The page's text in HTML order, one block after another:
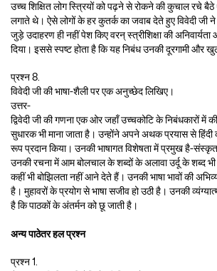
उच्च शिक्षित लोग स्त्रियों को पढ़ने से रोकने की कुचाल रचे
लगाते थे। ऐसे लोगों के हर कुतर्क का जवाब देते हुए विवेदी जी
जुड़े उदाहरण ही नहीं पेश किए वरन् स्त्रीशिक्षा की
दिया। इससे स्पष्ट होता है कि यह निबंध उनकी दूरगामी और
प्रश्न 8.
विवेदी जी की भाषा-शैली पर एक अनुच्छेद लिखिए।
उत्तर-
द्विवेदी जी की गणना एक ओर जहाँ उच्चकोटि के निबंधकारों में की
सुधारक भी माना जाता है। उन्होंने अपने अथक प्रयास से हिंदी
रूप प्रदान किया। उनकी भाषागत विशेषता में प्रमुख है-
उनकी रचना में आम बोलचाल के शब्दों के अलावा उर्दू के शब्द
कहीं भी बोझिलता नहीं आने देते हैं। उनकी भाषा भावों की
है। मुहावरों के प्रयोग से भाषा सजीव हो उठी है। उनकी
है कि पाठकों के अंतर्मन को छू जाती है।
अन्य पाठेतर हल प्रश्न
प्रश्न 1.